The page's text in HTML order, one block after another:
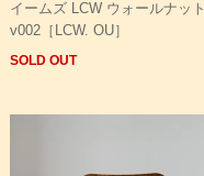
イームズ LCW ウォールナット
v002［LCW. OU］
SOLD OUT